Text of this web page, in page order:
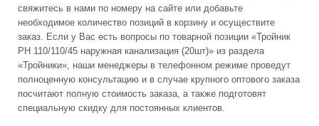
свяжитесь в нами по номеру на сайте или добавьте
необходимое количество позиций в корзину и осуществите
заказ. Если у Вас есть вопросы по товарной позиции «Тройник
PH 110/110/45 наружная канализация (20шт)» из раздела
«Тройники», наши менеджеры в телефонном режиме проведут
полноценную консультацию и в случае крупного оптового заказа
посчитают полную стоимость заказа, а также подготовят
специальную скидку для постоянных клиентов.